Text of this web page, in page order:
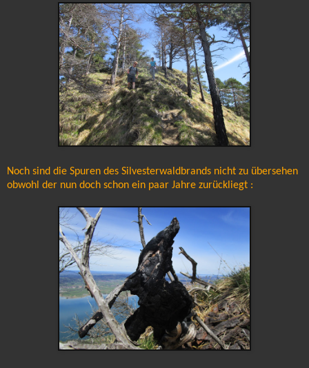
Noch sind die Spuren des Silvesterwaldbrands nicht zu übersehen
obwohl der nun doch schon ein paar Jahre zurückliegt :